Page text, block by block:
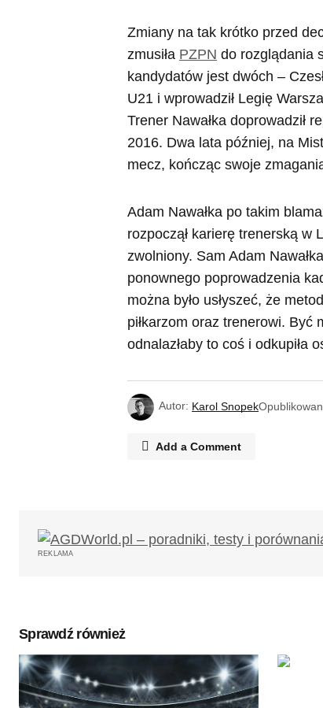
Zmiany na tak krótko przed
zmusiła PZPN do rozglądania
kandydatów jest dwóch –
U21 i wprowadził Legię
Trener Nawałka doprowadził
2016. Dwa lata później, na
mecz, kończąc swoje
Adam Nawałka po takim
rozpoczął karierę trenerską w
zwolniony. Sam Adam
ponownego poprowadzenia
można było usłyszeć, że
piłkarzom oraz trenerowi. Być
odnalazłaby to coś i odkupiła
Autor: Karol Snopek
Add a Comment
Twoję imię*
Zapamiętaj moje dane w tej
REKLAMA
Sprawdź również